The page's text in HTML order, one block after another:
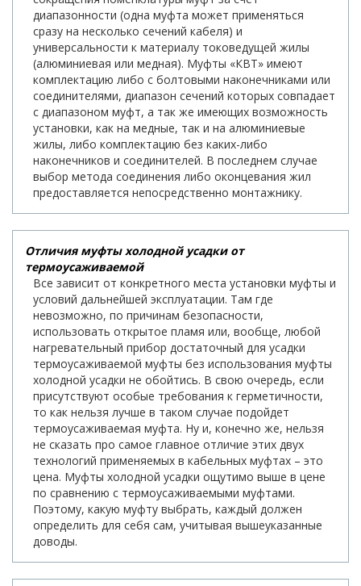
диапазонности (одна муфта может применяться
сразу на несколько сечений кабеля) и
универсальности к материалу токоведущей жилы
(алюминиевая или медная). Муфты «КВТ» имеют
комплектацию либо с болтовыми наконечниками или
соединителями, диапазон сечений которых совпадает
с диапазоном муфт, а так же имеющих возможность
установки, как на медные, так и на алюминиевые
жилы, либо комплектацию без каких-либо
наконечников и соединителей. В последнем случае
выбор метода соединения либо оконцевания жил
предоставляется непосредственно монтажнику.
Отличия муфты холодной усадки от
термоусаживаемой
Все зависит от конкретного места установки муфты и
условий дальнейшей эксплуатации. Там где
невозможно, по причинам безопасности,
использовать открытое пламя или, вообще, любой
нагревательный прибор достаточный для усадки
термоусаживаемой муфты без использования муфты
холодной усадки не обойтись. В свою очередь, если
присутствуют особые требования к герметичности,
то как нельзя лучше в таком случае подойдет
термоусаживаемая муфта. Ну и, конечно же, нельзя
не сказать про самое главное отличие этих двух
технологий применяемых в кабельных муфтах – это
цена. Муфты холодной усадки ощутимо выше в цене
по сравнению с термоусаживаемыми муфтами.
Поэтому, какую муфту выбрать, каждый должен
определить для себя сам, учитывая вышеуказанные
доводы.